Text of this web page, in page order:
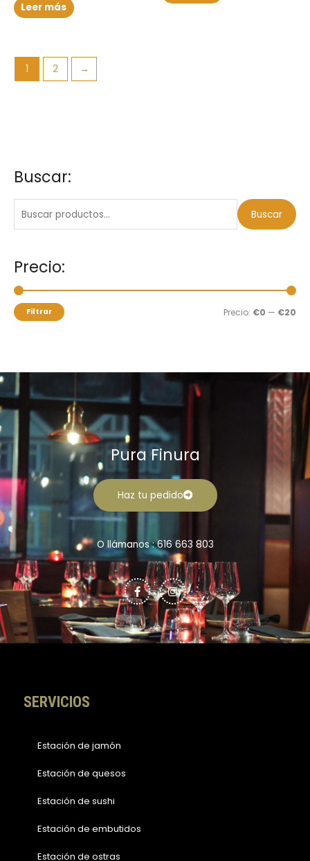
Buscar:
B
c
p
o
Buscar
Precio:
e
m
e
m
Filtrar Precio: €0 — €20
Leer más
1 2 →
Pura Finura
Haz tu pedido
O llámanos : 616 663 803
a
c
e
b
o
o
k
I
n
s
t
a
g
r
a
SERVICIOS
Estación de jamón
Estación de quesos
Estación de sushi
Estación de embutidos
Estación de ostras